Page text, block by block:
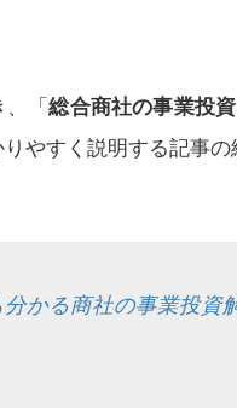
、「総合商社の事業投資
りやすく説明する記事
分かる商社の事業投